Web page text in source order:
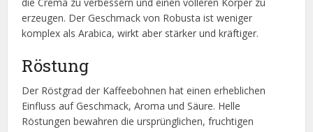
erzeugen. Der Geschmack von Robusta ist weniger
komplex als Arabica, wirkt aber stärker und kräftiger.
Röstung
Der Röstgrad der Kaffeebohnen hat einen erheblichen
Einfluss auf Geschmack, Aroma und Säure. Helle
Röstungen bewahren die ursprünglichen, fruchtigen